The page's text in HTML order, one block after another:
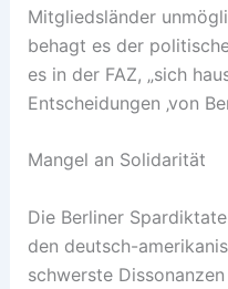
Mitgliedsländer
behagt es der
es in der FAZ, „sich
Entscheidungen ‚von
Mangel an Solidarität
Die Berliner
den deutsch-
schwerste